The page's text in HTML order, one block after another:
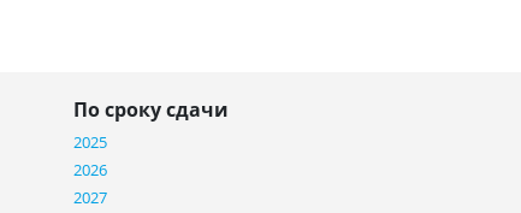
По сроку сдачи
2025
2026
2027